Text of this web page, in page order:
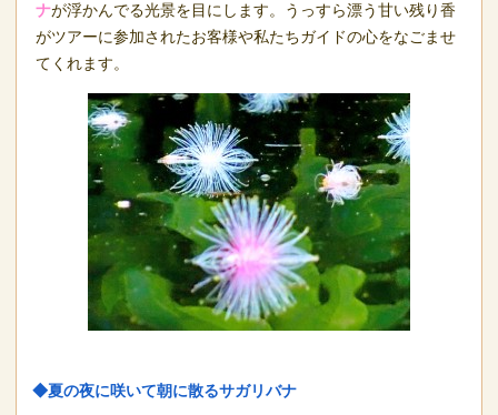
ナが浮かんでる光景を目にします。うっすら漂う甘い残り香
がツアーに参加されたお客様や私たちガイドの心をなごませ
てくれます。
◆夏の夜に咲いて朝に散るサガリバナ